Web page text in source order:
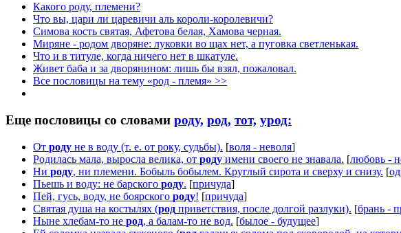
Какого роду, племени?
Что вы, цари ли царевичи аль короли-королевичи?
Симова кость святая, Афетова белая, Хамова черная.
Миряне - родом дворяне: луковки во щах нет, а пуговка светленькая.
Что и в титуле, когда ничего нет в шкатуле.
Живет баба и за дворянином: лишь бы взял, пожаловал.
Все пословицы на тему «род - племя» >>
Еще пословицы со словами роду, род, тот, урод:
От роду не в воду (т. е. от року, судьбы). [воля - неволя]
Родилась мала, выросла велика, от роду имени своего не знавала. [любовь -
Ни роду, ни племени. Бобыль бобылем. Круглый сирота и сверху и снизу. [
Пьешь и воду: не барского роду. [причуда]
Пей, гусь, воду, не боярского роду! [причуда]
Святая душа на костылях (род приветствия, после долгой разлуки). [брань -
Ныне хлебам-то не род, а балам-то не вод. [былое - будущее]